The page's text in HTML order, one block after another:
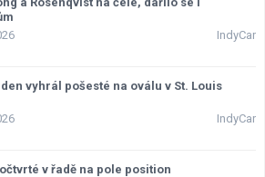
IndyCar
vyhrál pošesté na oválu v St. Louis
IndyCar
v řadě na pole position